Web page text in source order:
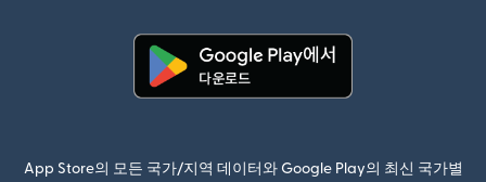
App Store의 모든 국가/지역 데이터와 Google Play의 최신 국가별